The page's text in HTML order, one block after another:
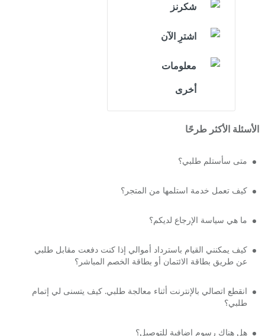
شكرنز
اشترِ الآن
معلومات
أخرى
الأسئلة الأكثر طرحًا
متى سأستلم طلبي؟
كيف تعمل خدمة استلمها من المتجر؟
ما هي سياسة الإرجاع لديكم؟
كيف يمكنني القيام باسترداد أموالي إذا كنت دفعت مقابل طلبي
عن طريق بطاقة الائتمان أو بطاقة الخصم المباشر؟
انقطع اتصالي بالإنترنت أثناء معالجة طلبي. كيف يتسنى لي إتمام
طلبي؟
هل هناك رسوم إضافية للتوصيل؟